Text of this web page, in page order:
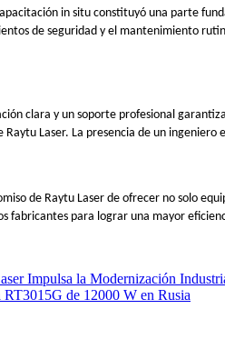
in situ constituyó una parte
de seguridad y el mantenimiento
clara y un soporte profesional
Raytu Laser. La presencia de un
de Raytu Laser de ofrecer no solo
fabricantes para lograr una mayor
Impulsa la Modernización
de 12000 W en Rusia